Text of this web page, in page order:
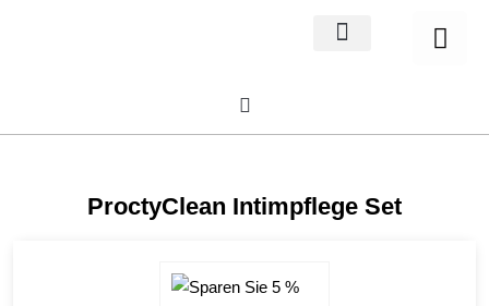
ProctyClean Intimpflege Set